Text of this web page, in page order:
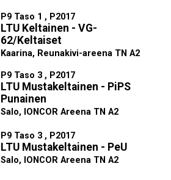
P9 Taso 1 , P2017
LTU Keltainen - VG-
62/Keltaiset
Kaarina, Reunakivi-areena TN A2
P9 Taso 3 , P2017
LTU Mustakeltainen - PiPS
Punainen
Salo, IONCOR Areena TN A2
P9 Taso 3 , P2017
LTU Mustakeltainen - PeU
Salo, IONCOR Areena TN A2